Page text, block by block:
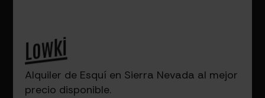
Lowki
Alquiler de Esquí en Sierra Nevada al mejor
precio disponible.